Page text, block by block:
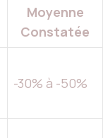
Moyenne
Constatée
-30% à -50%